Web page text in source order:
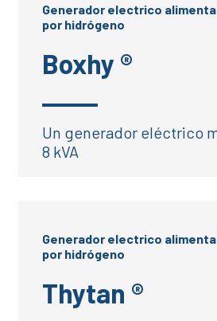
Generador electrico
por hidrógeno
Boxhy ®
Un generador eléctrico
8 kVA
Generador electrico
por hidrógeno
Thytan ®